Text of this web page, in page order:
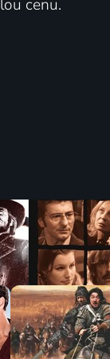
cenu.